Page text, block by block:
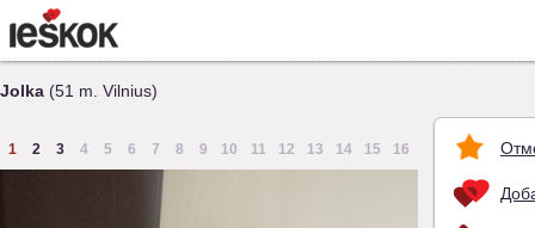
Jolka (51 m. Vilnius)
1 2 3 4 5 6 7 8 9 10 11 12 13 14 15 16